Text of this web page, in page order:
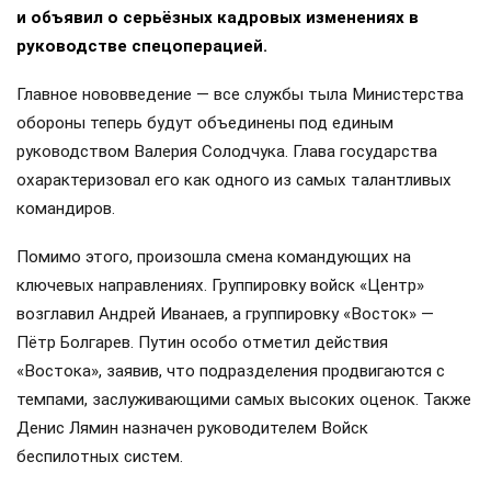
и объявил о серьёзных кадровых изменениях в
руководстве спецоперацией.
Главное нововведение — все службы тыла Министерства
обороны теперь будут объединены под единым
руководством Валерия Солодчука. Глава государства
охарактеризовал его как одного из самых талантливых
командиров.
Помимо этого, произошла смена командующих на
ключевых направлениях. Группировку войск «Центр»
возглавил Андрей Иванаев, а группировку «Восток» —
Пётр Болгарев. Путин особо отметил действия
«Востока», заявив, что подразделения продвигаются с
темпами, заслуживающими самых высоких оценок. Также
Денис Лямин назначен руководителем Войск
беспилотных систем.